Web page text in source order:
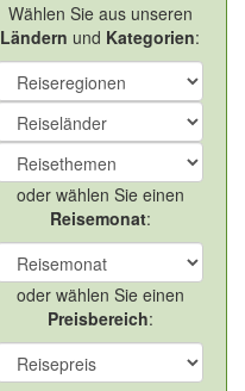
Wählen Sie aus unseren
Ländern und Kategorien:
oder wählen Sie einen
Reisemonat:
oder wählen Sie einen
Preisbereich: